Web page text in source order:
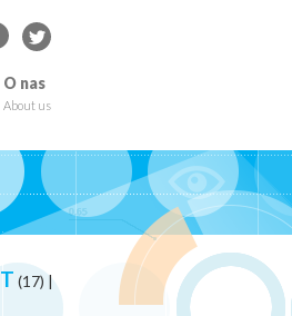
O nas
About us
T (17) |